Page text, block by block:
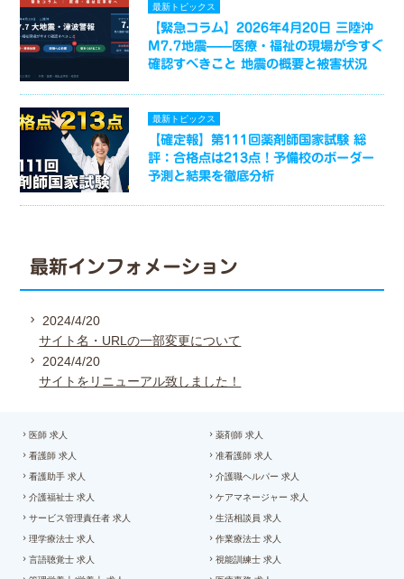
最新トピックス
【緊急コラム】2026年4月20日 三陸沖
M7.7地震——医療・福祉の現場が今すぐ
確認すべきこと 地震の概要と被害状況
最新トピックス
【確定報】第111回薬剤師国家試験 総
評：合格点は213点！予備校のボーダー
予測と結果を徹底分析
最新インフォメーション
2024/4/20
サイト名・URLの一部変更について
2024/4/20
サイトをリニューアル致しました！
医師 求人 薬剤師 求人
看護師 求人 准看護師 求人
看護助手 求人 介護職ヘルパー 求人
介護福祉士 求人 ケアマネージャー 求人
サービス管理責任者 求人 生活相談員 求人
理学療法士 求人 作業療法士 求人
言語聴覚士 求人 視能訓練士 求人